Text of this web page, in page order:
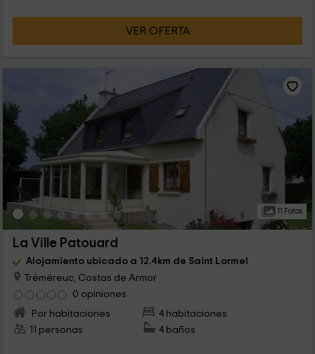
VER OFERTA
11 Fotos
La Ville Patouard
Alojamiento ubicado a 12.4km de Saint Lormel
Tréméreuc, Costas de Armor
0 opiniones
Por habitaciones
4 habitaciones
11 personas
4 baños